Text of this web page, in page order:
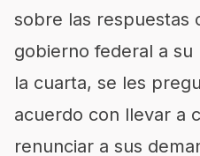
sobre las respuestas
gobierno federal a
la cuarta, se les
acuerdo con llevar a
renunciar a sus